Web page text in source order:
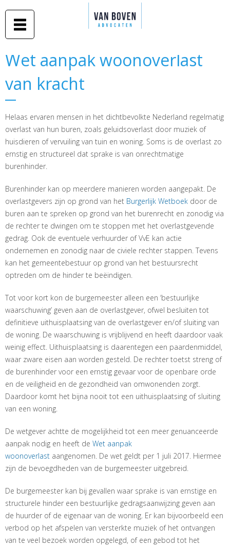
en naar
de inhoud
Van Boven
advocaten
Middelburg
-
Amsterdam
advies in
begrijpelijke
taal
Wet aanpak woonoverlast
van kracht
Wet aanpak woonoverlast
van kracht
Helaas ervaren mensen in het dichtbevolkte Nederland regelmatig
overlast van hun buren, zoals geluidsoverlast door muziek of
huisdieren of vervuiling van tuin en woning. Soms is de overlast zo
ernstig en structureel dat sprake is van onrechtmatige
burenhinder.
Burenhinder kan op meerdere manieren worden aangepakt. De
overlastgevers zijn op grond van het Burgerlijk Wetboek door de
buren aan te spreken op grond van het burenrecht en zonodig via
de rechter te dwingen om te stoppen met het overlastgevende
gedrag. Ook de eventuele verhuurder of VvE kan actie
ondernemen en zonodig naar de civiele rechter stappen. Tevens
kan het gemeentebestuur op grond van het bestuursrecht
optreden om de hinder te beëindigen.
Tot voor kort kon de burgemeester alleen een ‘bestuurlijke
waarschuwing’ geven aan de overlastgever, ofwel besluiten tot
definitieve uithuisplaatsing van de overlastgever en/of sluiting van
de woning. De waarschuwing is vrijblijvend en heeft daardoor vaak
weinig effect. Uithuisplaatsing is daarentegen een paardenmiddel,
waar zware eisen aan worden gesteld. De rechter toetst streng of
de burenhinder voor een ernstig gevaar voor de openbare orde
en de veiligheid en de gezondheid van omwonenden zorgt.
Daardoor komt het bijna nooit tot een uithuisplaatsing of sluiting
van een woning.
De wetgever achtte de mogelijkheid tot een meer genuanceerde
aanpak nodig en heeft de Wet aanpak
woonoverlast aangenomen. De wet geldt per 1 juli 2017. Hiermee
zijn de bevoegdheden van de burgemeester uitgebreid.
De burgemeester kan bij gevallen waar sprake is van ernstige en
structurele hinder een bestuurlijke gedragsaanwijzing geven aan
de huurder of de eigenaar van de woning. Er kan bijvoorbeeld een
verbod op het afspelen van versterkte muziek of het ontvangen
van te veel bezoek worden opgelegd, of een gebod tot het